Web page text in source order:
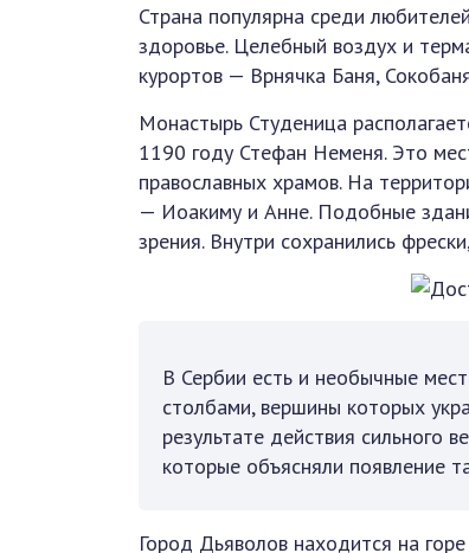
Страна популярна среди
здоровье. Целебный воздух и
курортов — Врнячка Баня,
Монастырь Студеница
1190 году Стефан Неменя. Это
православных храмов. На
— Иоакиму и Анне. Подобные
зрения. Внутри сохранились
В Сербии есть и необычные
столбами, вершины которых
результате действия сильного
которые объясняли появление
Город Дьяволов находится на